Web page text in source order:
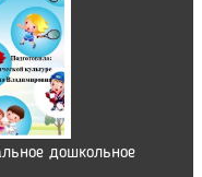
дошкольное